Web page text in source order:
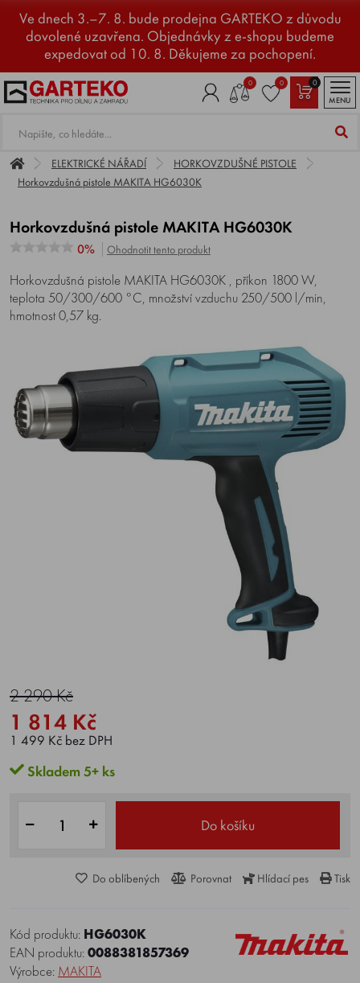
Ve dnech 3.–7. 8. bude prodejna GARTEKO z důvodu
dovolené uzavřena. Objednávky z e-shopu budeme
expedovat od 10. 8. Děkujeme za pochopení.
0 0
0
MENU
ELEKTRICKÉ NÁŘADÍ
HORKOVZDUŠNÉ PISTOLE
Horkovzdušná pistole MAKITA HG6030K
Horkovzdušná pistole MAKITA HG6030K
0% Ohodnotit tento produkt
Horkovzdušná pistole MAKITA HG6030K , příkon 1800 W,
teplota 50/300/600 °C, množství vzduchu 250/500 l/min,
hmotnost 0,57 kg.
2 290 Kč
1 814 Kč
1 499 Kč bez DPH
Skladem 5+ ks
Do košíku
Do oblíbených Porovnat Hlídací pes Tisk
Kód produktu: HG6030K
EAN produktu:0088381857369
Výrobce: MAKITA